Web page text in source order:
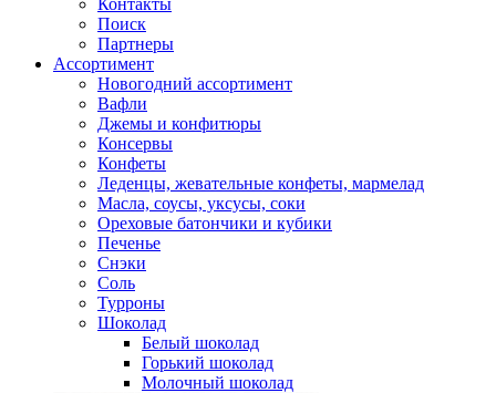
Контакты
Поиск
Партнеры
Ассортимент
Новогодний ассортимент
Вафли
Джемы и конфитюры
Консервы
Конфеты
Леденцы, жевательные конфеты, мармелад
Масла, соусы, уксусы, соки
Ореховые батончики и кубики
Печенье
Снэки
Соль
Турроны
Шоколад
Белый шоколад
Горький шоколад
Молочный шоколад